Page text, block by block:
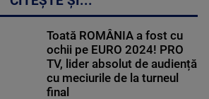
Toată ROMÂNIA a fost cu
ochii pe EURO 2024! PRO
TV, lider absolut de audiență
cu meciurile de la turneul
final